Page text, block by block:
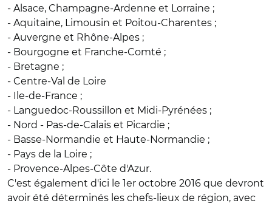
- Alsace, Champagne-Ardenne et Lorraine ;
- Aquitaine, Limousin et Poitou-Charentes ;
- Auvergne et Rhône-Alpes ;
- Bourgogne et Franche-Comté ;
- Bretagne ;
- Centre-Val de Loire
- Ile-de-France ;
- Languedoc-Roussillon et Midi-Pyrénées ;
- Nord - Pas-de-Calais et Picardie ;
- Basse-Normandie et Haute-Normandie ;
- Pays de la Loire ;
- Provence-Alpes-Côte d'Azur.
C'est également d'ici le 1er octobre 2016 que devront
avoir été déterminés les chefs-lieux de région, avec